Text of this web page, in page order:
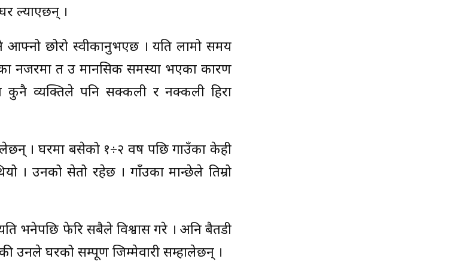
ल्याएछन् ।
छोरो स्वीकार्नुभएछ । यति लामो समय
नजरमा त उ मानसिक समस्या भएका कारण
व्यक्तिले पनि सक्कली र नक्कली हिरा
। घरमा बसेको १÷२ वर्ष पछि गाउँका केही
। उनको सेतो रहेछ । गाँउका मान्छेले तिम्रो
भनेपछि फेरि सबैले विश्वास गरे । अनि बैतडी
उनले घरको सम्पूर्ण जिम्मेवारी सम्हालेछन् ।